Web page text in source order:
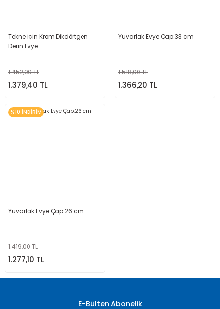
Tekne için Krom Dikdörtgen
Derin Evye
1.452,00 TL
1.379,40 TL
Yuvarlak Evye Çap:33 cm
1.518,00 TL
1.366,20 TL
%10 İNDİRİM
Yuvarlak Evye Çap:26 cm
1.419,00 TL
1.277,10 TL
E-Bülten Abonelik